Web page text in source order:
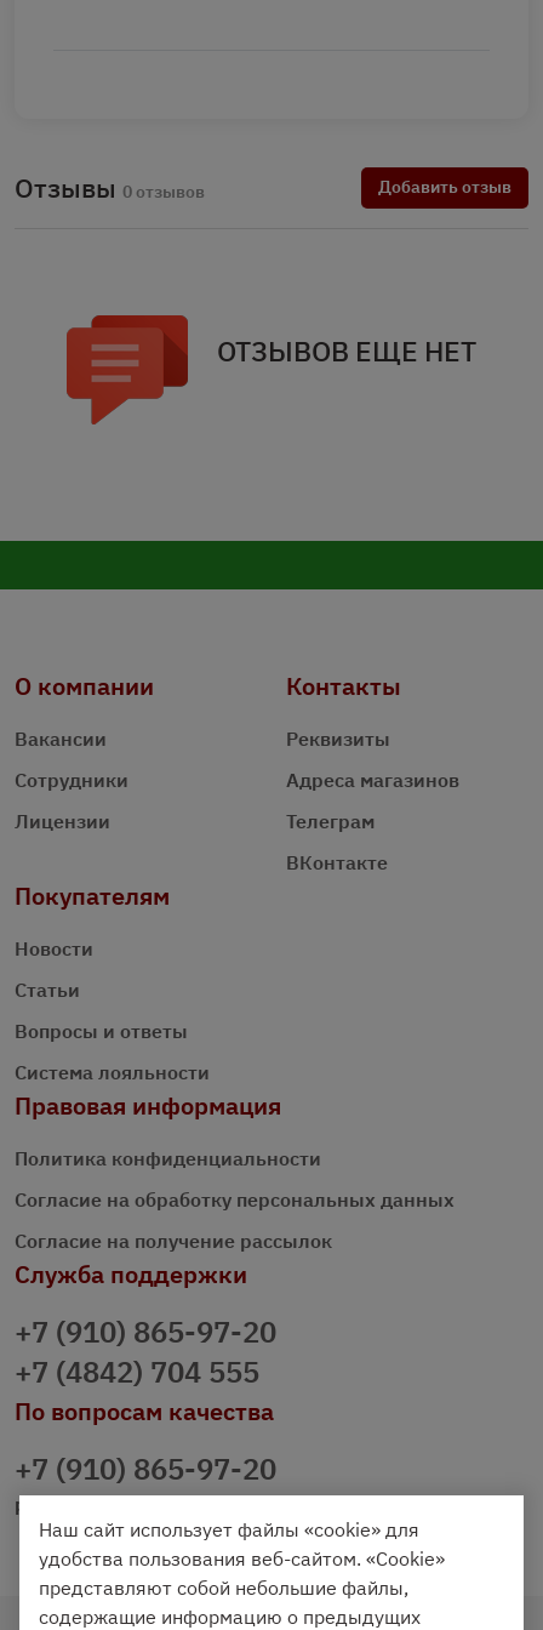
Отзывы 0 отзывов Добавить отзыв
ОТЗЫВОВ ЕЩЕ НЕТ
О компании
Вакансии
Сотрудники
Лицензии
Контакты
Реквизиты
Адреса магазинов
Телеграм
ВКонтакте
Покупателям
Новости
Статьи
Вопросы и ответы
Система лояльности
Правовая информация
Политика конфиденциальности
Согласие на обработку персональных данных
Согласие на получение рассылок
Служба поддержки
+7 (910) 865-97-20
+7 (4842) 704 555
По вопросам качества
+7 (910) 865-97-20
prazdnichniy40@palmi.ru
Наш сайт использует файлы «cookie» для
удобства пользования веб-сайтом. «Cookie»
представляют собой небольшие файлы,
содержащие информацию о предыдущих